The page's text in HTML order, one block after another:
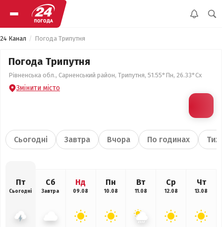
24 Канал Погода Трипутня
Погода Трипутня
Рівненська обл., Сарненський район, Трипутня, 51.55°Пн, 26.33°Сх
Змінити місто
Сьогодні Завтра Вчора По годинах
Пт
Сьогодні
Сб
Завтра
Нд
09.08
Пн
10.08
Вт
11.08
Ср
12.08
Чт
13.08